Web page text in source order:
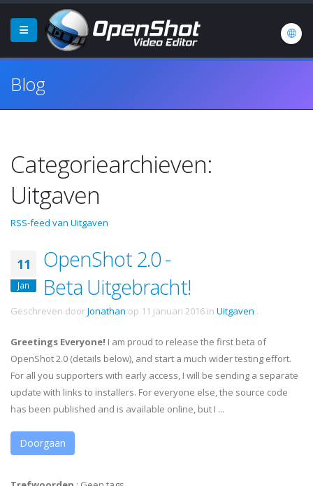
Blog
Categoriearchieven:
Uitgaven
RSS-feed van Uitgaven
11
Jan
OpenShot 2.0 -
Beta Uitgebracht!
Geschreven doorJonathan op 11 januari 2016 in Uitgaven .
Greetings Everyone! I am proud to release the first beta of
OpenShot 2.0 (details below), and start a much wider testing effort.
For all you supporters with early access, I will be sending a separate
update with links to installers. For everyone else, the source code
has been published and is available online, but I ...
Doorgaan